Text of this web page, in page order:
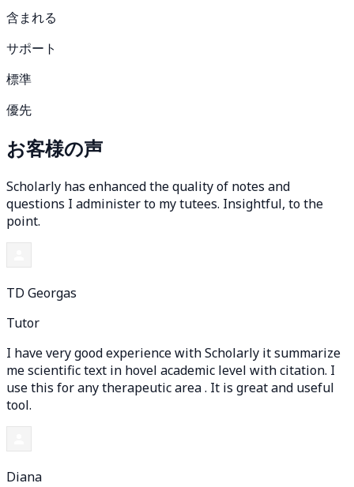
含まれる
サポート
標準
優先
お客様の声
Scholarly has enhanced the quality of notes and
questions I administer to my tutees. Insightful, to the
point.
TD Georgas
Tutor
I have very good experience with Scholarly it summarize
me scientific text in hovel academic level with citation. I
use this for any therapeutic area . It is great and useful
tool.
Diana